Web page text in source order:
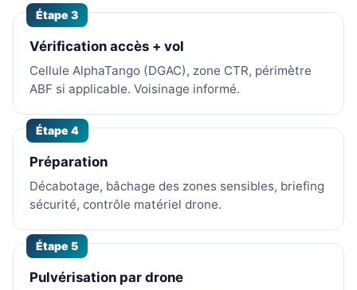
Étape 3
Vérification accès + vol
Cellule AlphaTango (DGAC), zone CTR, périmètre
ABF si applicable. Voisinage informé.
Étape 4
Préparation
Décabotage, bâchage des zones sensibles, briefing
sécurité, contrôle matériel drone.
Étape 5
Pulvérisation par drone